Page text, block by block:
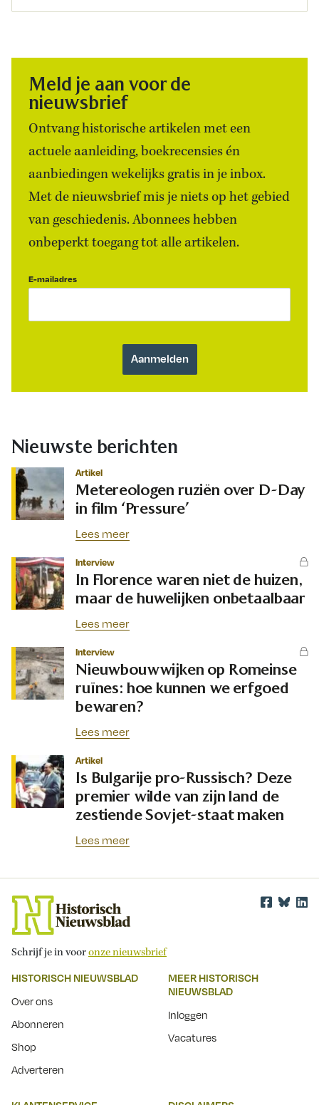
Meld je aan voor de
nieuwsbrief
Ontvang historische artikelen met een
actuele aanleiding, boekrecensies én
aanbiedingen wekelijks gratis in je inbox.
Met de nieuwsbrief mis je niets op het gebied
van geschiedenis. Abonnees hebben
onbeperkt toegang tot alle artikelen.
E-mailadres
Nieuwste berichten
Artikel
Metereologen ruziën over D-Day
in film ‘Pressure’
Lees meer
Interview
In Florence waren niet de huizen,
maar de huwelijken onbetaalbaar
Lees meer
Interview
Nieuwbouwwijken op Romeinse
ruïnes: hoe kunnen we erfgoed
bewaren?
Lees meer
Artikel
Is Bulgarije pro-Russisch? Deze
premier wilde van zijn land de
zestiende Sovjet-staat maken
Lees meer
Schrijf je in vooronze nieuwsbrief
HISTORISCH NIEUWSBLAD
Over ons
Abonneren
Shop
Adverteren
MEER HISTORISCH
NIEUWSBLAD
Inloggen
Vacatures